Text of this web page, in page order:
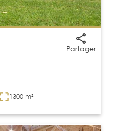
Partager
1300 m²